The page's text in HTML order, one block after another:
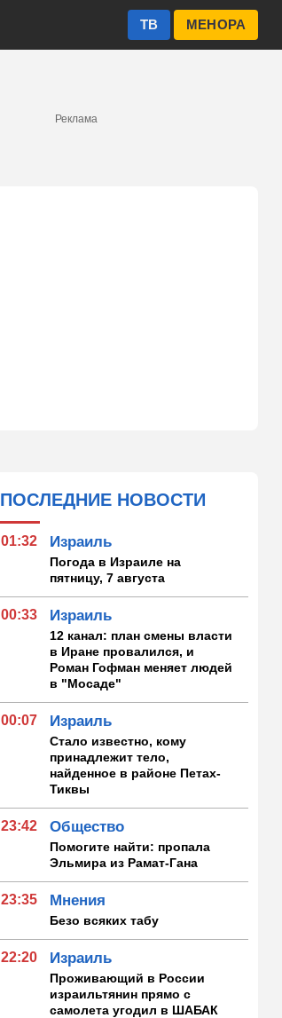
МЕНОРА
ТВ
Реклама
ПОСЛЕДНИЕ НОВОСТИ
01:32 Израиль
Погода в Израиле на
пятницу, 7 августа
00:33 Израиль
12 канал: план смены власти
в Иране провалился, и
Роман Гофман меняет людей
в "Мосаде"
00:07 Израиль
Стало известно, кому
принадлежит тело,
найденное в районе Петах-
Тиквы
23:42 Общество
Помогите найти: пропала
Эльмира из Рамат-Гана
23:35 Мнения
Безо всяких табу
22:20 Израиль
Проживающий в России
израильтянин прямо с
самолета угодил в ШАБАК